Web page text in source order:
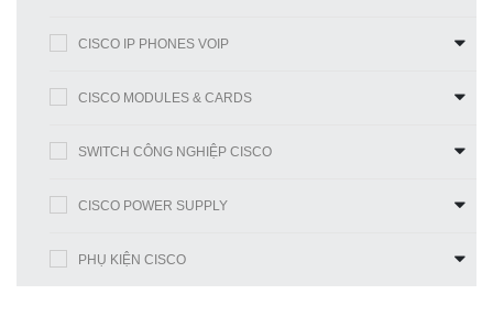
CISCO IP PHONES VOIP
CISCO MODULES & CARDS
SWITCH CÔNG NGHIỆP CISCO
CISCO POWER SUPPLY
PHỤ KIỆN CISCO